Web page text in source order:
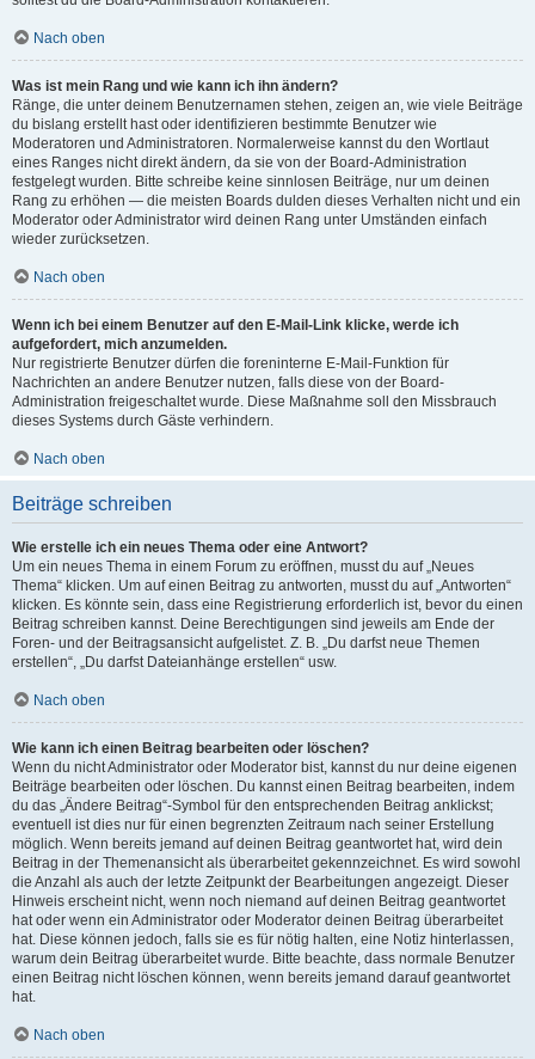
Nach oben
Was ist mein Rang und wie kann ich ihn ändern?
Ränge, die unter deinem Benutzernamen stehen, zeigen an, wie viele Beiträge
du bislang erstellt hast oder identifizieren bestimmte Benutzer wie
Moderatoren und Administratoren. Normalerweise kannst du den Wortlaut
eines Ranges nicht direkt ändern, da sie von der Board-Administration
festgelegt wurden. Bitte schreibe keine sinnlosen Beiträge, nur um deinen
Rang zu erhöhen — die meisten Boards dulden dieses Verhalten nicht und ein
Moderator oder Administrator wird deinen Rang unter Umständen einfach
wieder zurücksetzen.
Nach oben
Wenn ich bei einem Benutzer auf den E-Mail-Link klicke, werde ich
aufgefordert, mich anzumelden.
Nur registrierte Benutzer dürfen die foreninterne E-Mail-Funktion für
Nachrichten an andere Benutzer nutzen, falls diese von der Board-
Administration freigeschaltet wurde. Diese Maßnahme soll den Missbrauch
dieses Systems durch Gäste verhindern.
Nach oben
Beiträge schreiben
Wie erstelle ich ein neues Thema oder eine Antwort?
Um ein neues Thema in einem Forum zu eröffnen, musst du auf „Neues
Thema“ klicken. Um auf einen Beitrag zu antworten, musst du auf „Antworten“
klicken. Es könnte sein, dass eine Registrierung erforderlich ist, bevor du einen
Beitrag schreiben kannst. Deine Berechtigungen sind jeweils am Ende der
Foren- und der Beitragsansicht aufgelistet. Z. B. „Du darfst neue Themen
erstellen“, „Du darfst Dateianhänge erstellen“ usw.
Nach oben
Wie kann ich einen Beitrag bearbeiten oder löschen?
Wenn du nicht Administrator oder Moderator bist, kannst du nur deine eigenen
Beiträge bearbeiten oder löschen. Du kannst einen Beitrag bearbeiten, indem
du das „Ändere Beitrag“-Symbol für den entsprechenden Beitrag anklickst;
eventuell ist dies nur für einen begrenzten Zeitraum nach seiner Erstellung
möglich. Wenn bereits jemand auf deinen Beitrag geantwortet hat, wird dein
Beitrag in der Themenansicht als überarbeitet gekennzeichnet. Es wird sowohl
die Anzahl als auch der letzte Zeitpunkt der Bearbeitungen angezeigt. Dieser
Hinweis erscheint nicht, wenn noch niemand auf deinen Beitrag geantwortet
hat oder wenn ein Administrator oder Moderator deinen Beitrag überarbeitet
hat. Diese können jedoch, falls sie es für nötig halten, eine Notiz hinterlassen,
warum dein Beitrag überarbeitet wurde. Bitte beachte, dass normale Benutzer
einen Beitrag nicht löschen können, wenn bereits jemand darauf geantwortet
hat.
Nach oben